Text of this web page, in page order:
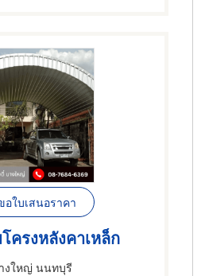
อใบเสนอราคา
ครงหลังคาเหล็ก
งใหญ่ นนทบุรี